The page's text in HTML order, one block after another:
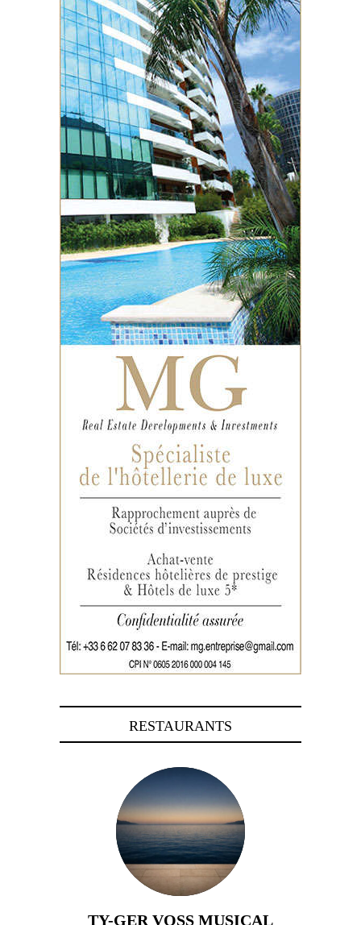
RESTAURANTS
TY-GER VOSS MUSICAL